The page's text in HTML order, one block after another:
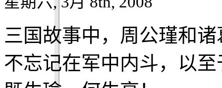
三国故事中，周公瑾和
不忘记在军中内斗，以